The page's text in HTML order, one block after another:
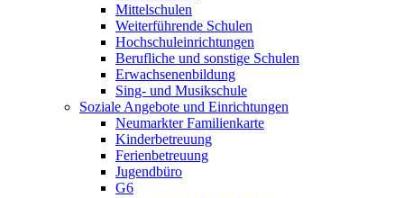
Mittelschulen
Weiterführende Schulen
Hochschuleinrichtungen
Berufliche und sonstige Schulen
Erwachsenenbildung
Sing- und Musikschule
Soziale Angebote und Einrichtungen
Neumarkter Familienkarte
Kinderbetreuung
Ferienbetreuung
Jugendbüro
G6